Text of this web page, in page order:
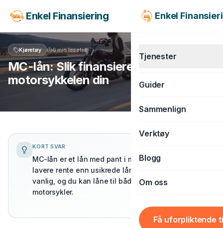
Enkel Finansiering Enkel
Tjenester
MC-lån
BOLIG & LIVSSTIL
Guider
Sammenlign
Verktøy
Blogg
Om oss
Få uforpliktende
Kjøretøy 6 minlesetid
MC-lån: Slik finansierer du
motorsykkelen din
KORT SVAR
MC-lån: Slik finansierer du motorsykkelen din
MC-lån er et lån med pant i motorsykkelen som gir
lavere rente enn usikrede lån. Renter fra ca. 6 % er
vanlig, og du kan låne til både nye og brukte
motorsykler.